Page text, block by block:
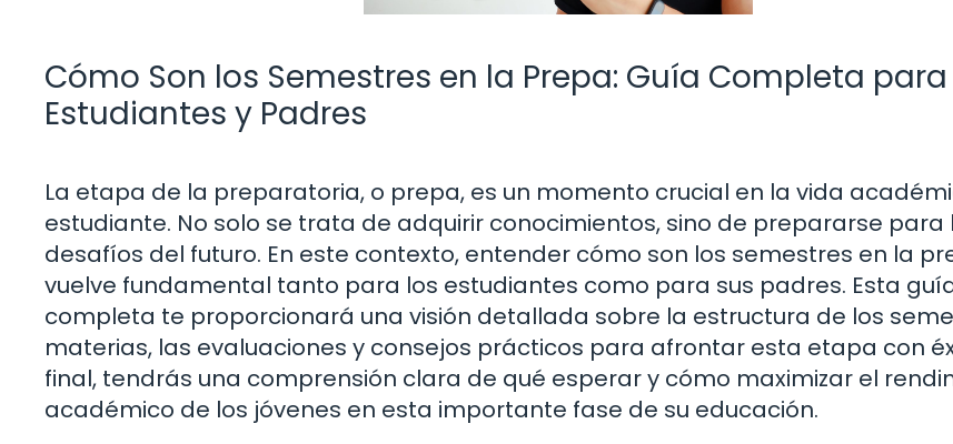
Cómo Son los Semestres en la Prepa: Guía Completa para
Estudiantes y Padres
La etapa de la preparatoria, o prepa, es un momento crucial en la vida
estudiante. No solo se trata de adquirir conocimientos, sino de prepararse para
desafíos del futuro. En este contexto, entender cómo son los semestres en la
vuelve fundamental tanto para los estudiantes como para sus padres. Esta
completa te proporcionará una visión detallada sobre la estructura de los
materias, las evaluaciones y consejos prácticos para afrontar esta etapa con
final, tendrás una comprensión clara de qué esperar y cómo maximizar el
académico de los jóvenes en esta importante fase de su educación.